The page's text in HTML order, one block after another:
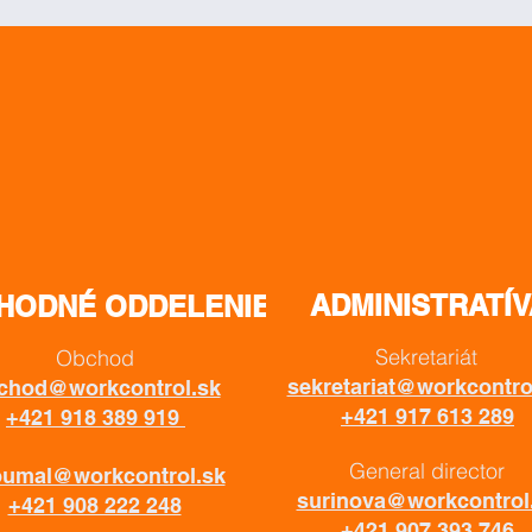
ODDELENIE
Obchod
+421 918 389 919
+421 908 222 248
Sekretariát
+421 917 613 289
General director